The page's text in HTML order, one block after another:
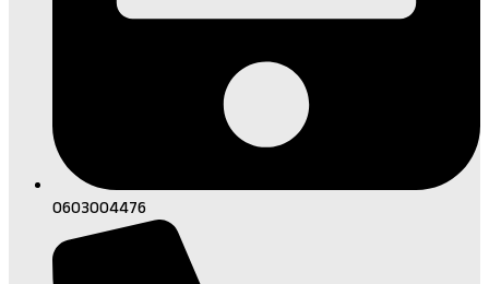
0603004476